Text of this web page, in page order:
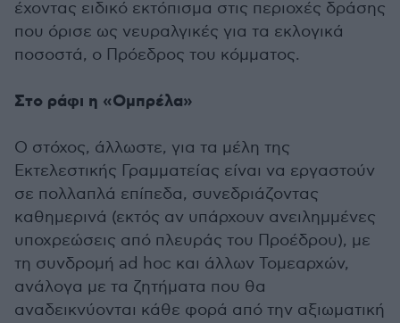
έχοντας ειδικό εκτόπισμα στις περιοχές δράσης
που όρισε ως νευραλγικές για τα εκλογικά
ποσοστά, ο Πρόεδρος του κόμματος.
Στο ράφι η «Ομπρέλα»
Ο στόχος, άλλωστε, για τα μέλη της
Εκτελεστικής Γραμματείας είναι να εργαστούν
σε πολλαπλά επίπεδα, συνεδριάζοντας
καθημερινά (εκτός αν υπάρχουν ανειλημμένες
υποχρεώσεις από πλευράς του Προέδρου), με
τη συνδρομή ad hoc και άλλων Τομεαρχών,
ανάλογα με τα ζητήματα που θα
αναδεικνύονται κάθε φορά από την αξιωματική